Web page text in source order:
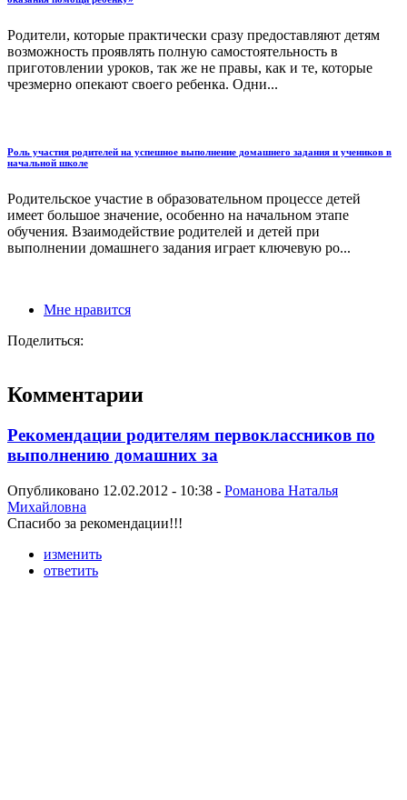
Родители, которые практически сразу предоставляют детям
возможность проявлять полную самостоятельность в
приготовлении уроков, так же не правы, как и те, которые
чрезмерно опекают своего ребенка. Одни...
Роль участия родителей на успешное выполнение домашнего задания и учеников в
начальной школе
Родительское участие в образовательном процессе детей
имеет большое значение, особенно на начальном этапе
обучения. Взаимодействие родителей и детей при
выполнении домашнего задания играет ключевую ро...
Мне нравится
Поделиться:
Комментарии
Рекомендации родителям первоклассников по
выполнению домашних за
Опубликовано 12.02.2012 - 10:38 - Романова Наталья
Михайловна
Спасибо за рекомендации!!!
изменить
ответить